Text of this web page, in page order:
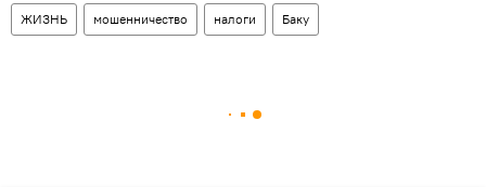
ЖИЗНЬ мошенничество налоги Баку